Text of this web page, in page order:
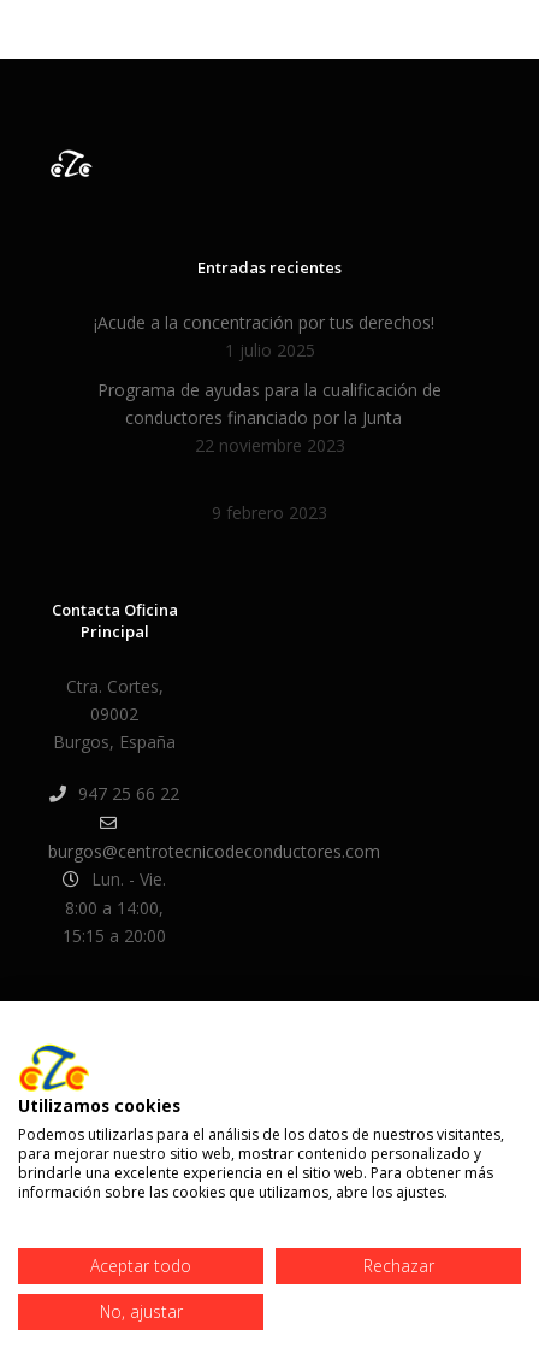
Entradas recientes
¡Acude a la concentración por tus derechos!
1 julio 2025
Programa de ayudas para la cualificación de
conductores financiado por la Junta
22 noviembre 2023
9 febrero 2023
Contacta Oficina
Principal
Ctra. Cortes,
09002
Burgos, España
947 25 66 22
burgos@centrotecnicodeconductores.com
Lun. - Vie.
8:00 a 14:00,
15:15 a 20:00
© 2020 Centro Técnico de Conductores| Diseñado por
Teseo
Aviso Legal·Política de Privacidad
Utilizamos cookies
Podemos utilizarlas para el análisis de los datos de nuestros visitantes,
para mejorar nuestro sitio web, mostrar contenido personalizado y
brindarle una excelente experiencia en el sitio web. Para obtener más
información sobre las cookies que utilizamos, abre los ajustes.
Aceptar todo
Rechazar
No, ajustar